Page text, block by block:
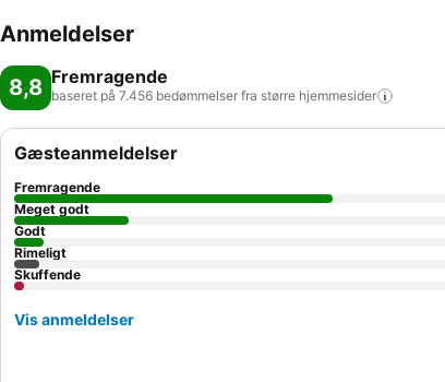
Anmeldelser
8,8 Fremragende
baseret på 7.456 bedømmelser fra større hjemmesider
Gæsteanmeldelser
Fremragende
Meget godt
Godt
Rimeligt
Skuffende
Vis anmeldelser